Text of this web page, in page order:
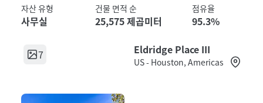
자산 유형
사무실
건물 면적 순
25,575 제곱미터
점유율
95.3%
7 Eldridge Place III
US - Houston, Americas